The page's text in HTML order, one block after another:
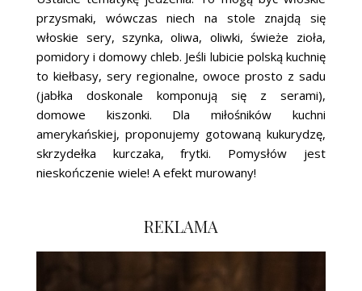
przysmaki, wówczas niech na stole znajdą się
włoskie sery, szynka, oliwa, oliwki, świeże zioła,
pomidory i domowy chleb. Jeśli lubicie polską kuchnię
to kiełbasy, sery regionalne, owoce prosto z sadu
(jabłka doskonale komponują się z serami),
domowe kiszonki. Dla miłośników kuchni
amerykańskiej, proponujemy gotowaną kukurydzę,
skrzydełka kurczaka, frytki. Pomysłów jest
nieskończenie wiele! A efekt murowany!
REKLAMA